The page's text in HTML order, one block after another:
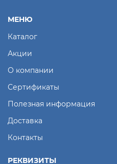
МЕНЮ
Каталог
Акции
О компании
Сертификаты
Полезная информация
Доставка
Контакты
РЕКВИЗИТЫ